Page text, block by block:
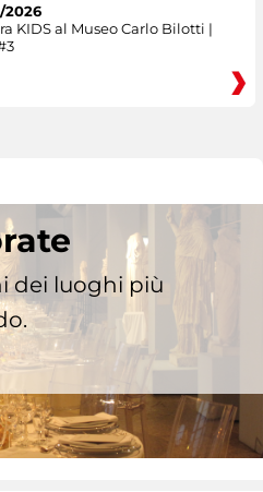
2026
KIDS al Museo Carlo Bilotti |
dei luoghi più